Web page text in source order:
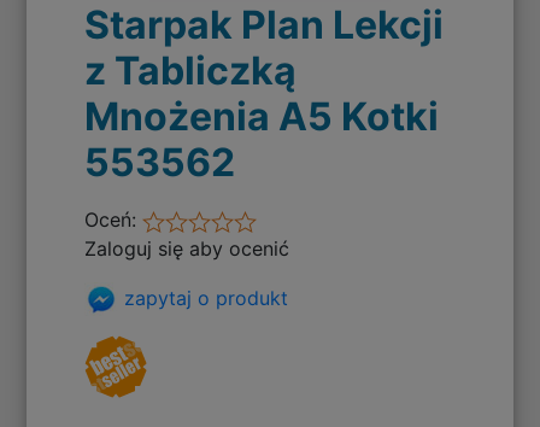
Starpak Plan Lekcji
z Tabliczką
Mnożenia A5 Kotki
553562
Oceń:
Zaloguj się aby ocenić
zapytaj o produkt